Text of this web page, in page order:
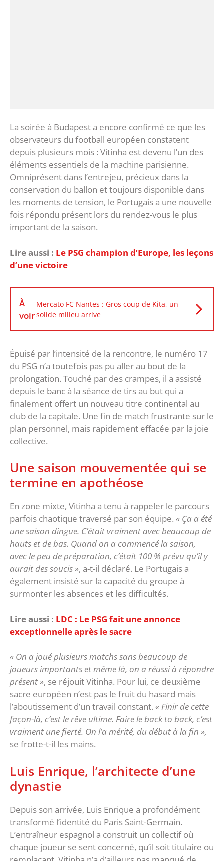
‎La soirée à Budapest a encore confirmé ce que les
observateurs du football européen constatent
depuis plusieurs mois : Vitinha est devenu l’un des
éléments essentiels de la machine parisienne.
Omniprésent dans l’entrejeu, précieux dans la
conservation du ballon et toujours disponible dans
les moments de tension, le Portugais a une nouvelle
fois répondu présent lors du rendez-vous le plus
important de la saison.
Lire aussi : Le PSG champion d’Europe, les leçons
d’une victoire
À
voir
Mercato FC Nantes : Gros coup de Kita, un
solide milieu arrive
‎Épuisé par l’intensité de la rencontre, le numéro 17
du PSG n’a toutefois pas pu aller au bout de la
prolongation. Touché par des crampes, il a assisté
depuis le banc à la séance de tirs au but qui a
finalement offert un nouveau titre continental au
club de la capitale. Une fin de match frustrante sur le
plan personnel, mais rapidement effacée par la joie
collective.
‎Une saison mouvementée qui se
termine en apothéose
‎En zone mixte, Vitinha a tenu à rappeler le parcours
parfois chaotique traversé par son équipe. « Ça a été
une saison dingue. C’était vraiment avec beaucoup de
hauts et de bas. Quand on a commencé la saison,
avec le peu de préparation, c’était 100 % prévu qu’il y
aurait des soucis », a-t-il déclaré. ‎Le Portugais a
également insisté sur la capacité du groupe à
surmonter les absences et les difficultés.
Lire aussi : LDC : Le PSG fait une annonce
exceptionnelle après le sacre
« On a joué plusieurs matchs sans beaucoup de
joueurs importants et même là, on a réussi à répondre
présent », se réjouit Vitinha. Pour lui, ce deuxième
sacre européen n’est pas le fruit du hasard mais
l’aboutissement d’un travail constant. « Finir de cette
façon-là, c’est le rêve ultime. Faire le back to back, c’est
vraiment une fierté. On l’a mérité, du début à la fin »,
se frotte-t-il les mains.
‎Luis Enrique, l’architecte d’une
dynastie
‎Depuis son arrivée, Luis Enrique a profondément
transformé l’identité du Paris Saint-Germain.
L’entraîneur espagnol a construit un collectif où
chaque joueur se sent concerné, qu’il soit titulaire ou